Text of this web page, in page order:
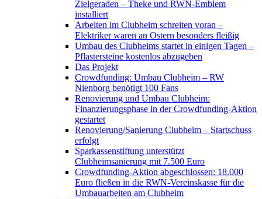
Zielgeraden – Theke und RWN-Emblem
installiert
Arbeiten im Clubheim schreiten voran –
Elektriker waren an Ostern besonders fleißig
Umbau des Clubheims startet in einigen Tagen –
Pflastersteine kostenlos abzugeben
Das Projekt
Crowdfunding: Umbau Clubheim – RW
Nienborg benötigt 100 Fans
Renovierung und Umbau Clubheim:
Finanzierungsphase in der Crowdfunding-Aktion
gestartet
Renovierung/Sanierung Clubheim – Startschuss
erfolgt
Sparkassenstiftung unterstützt
Clubheimsanierung mit 7.500 Euro
Crowdfunding-Aktion abgeschlossen: 18.000
Euro fließen in die RWN-Vereinskasse für die
Umbauarbeiten am Clubheim